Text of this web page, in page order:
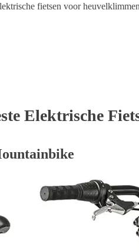
fietsen voor
Elektrische